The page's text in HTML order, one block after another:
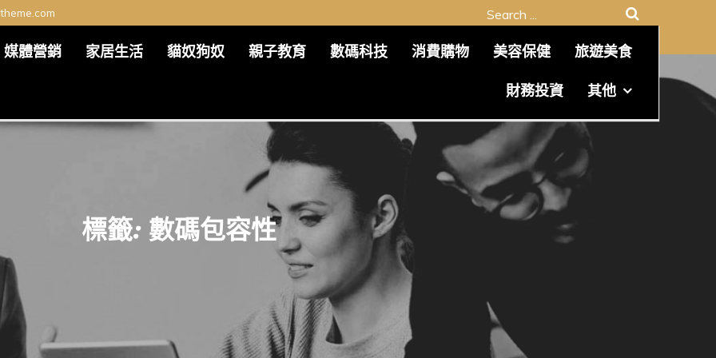
Search
媒體營銷 家居生活 貓奴狗奴 親子教育 數碼科技 消費購物 美容保健 旅遊美食
財務投資 其他
標籤: 數碼包容性